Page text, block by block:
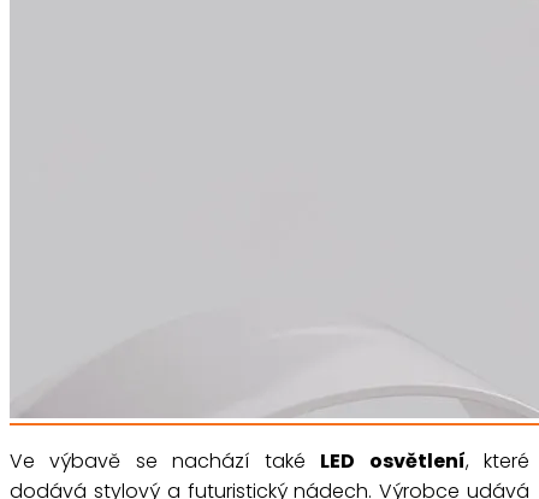
Ve výbavě se nachází také LED osvětlení, které
dodává stylový a futuristický nádech. Výrobce udává